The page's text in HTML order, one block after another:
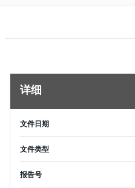
详细
文件日期
文件类型
报告号